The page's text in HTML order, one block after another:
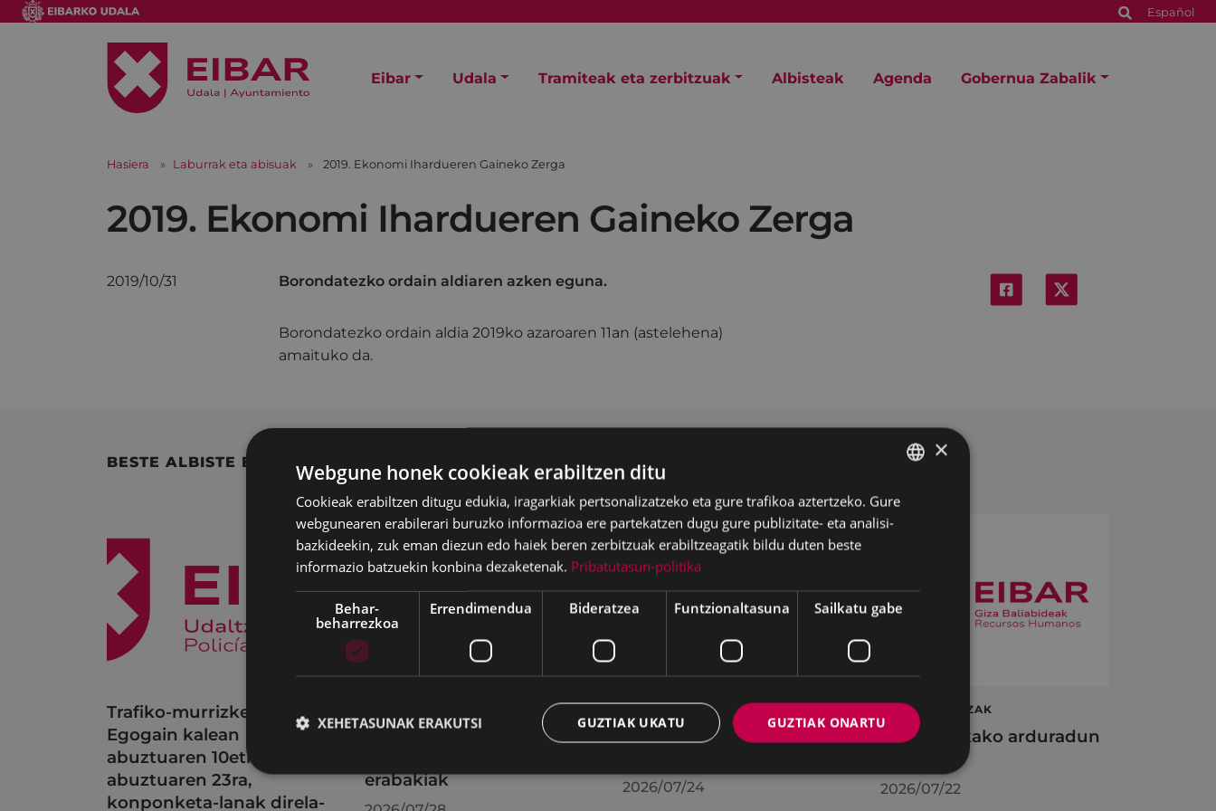
Español
Eibar Udala Tramiteak eta zerbitzuak Albisteak Agenda Gobernua Zabalik
Hasiera Laburrak eta abisuak 2019. Ekonomi Ihardueren Gaineko Zerga
2019. Ekonomi Ihardueren Gaineko Zerga
2019/10/31 Borondatezko ordain aldiaren azken eguna.
Borondatezko ordain aldia 2019ko azaroaren 11an (astelehena)
amaituko da.
BESTE ALBISTE BATZUK
Trafiko-murrizketak
Egogain kalean
abuztuaren 10etik
abuztuaren 23ra,
konponketa-lanak direla-
uztailaren 27an egindako
erabakiak
KIUBeko bulegoa itxita
egongo da abuztuaren
2026/07/24
LAN ESKAINTZAK
Informatikako arduradun
2026/07/22
BASQUE
SPANISH
×
Webgune honek cookieak erabiltzen ditu
Cookieak erabiltzen ditugu edukia, iragarkiak pertsonalizatzeko eta gure trafikoa aztertzeko. Gure
webgunearen erabilerari buruzko informazioa ere partekatzen dugu gure publizitate- eta analisi-
bazkideekin, zuk eman diezun edo haiek beren zerbitzuak erabiltzeagatik bildu duten beste
informazio batzuekin konbina dezaketenak. Pribatutasun-politika
Behar-
beharrezkoa
Errendimendua Bideratzea Funtzionaltasuna Sailkatu gabe
GUZTIAK ONARTU
GUZTIAK UKATU
XEHETASUNAK ERAKUTSI